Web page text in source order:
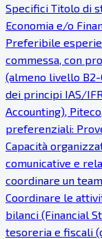
Specifici Titolo di
Economia e/o
Preferibile
commessa, con
(almeno livello B2-
dei principi IAS/
Accounting),
preferenziali:
Capacità
comunicative e
coordinare un
Coordinare le
bilanci (Financial
tesoreria e fiscali